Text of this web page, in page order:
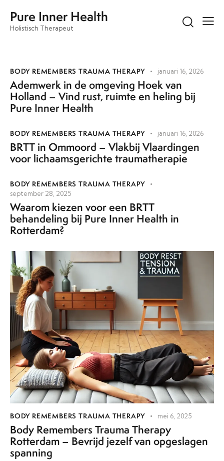
Pure Inner Health
Holistisch Therapeut
BODY REMEMBERS TRAUMA THERAPY januari 16, 2026
Ademwerk in de omgeving Hoek van
Holland – Vind rust, ruimte en heling bij
Pure Inner Health
BODY REMEMBERS TRAUMA THERAPY januari 16, 2026
BRTT in Ommoord – Vlakbij Vlaardingen
voor lichaamsgerichte traumatherapie
BODY REMEMBERS TRAUMA THERAPY
september 28, 2025
Waarom kiezen voor een BRTT
behandeling bij Pure Inner Health in
Rotterdam?
BODY REMEMBERS TRAUMA THERAPY mei 6, 2025
Body Remembers Trauma Therapy
Rotterdam – Bevrijd jezelf van opgeslagen
spanning